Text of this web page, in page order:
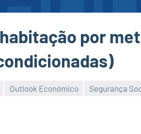
por
Outlook Económico Segurança